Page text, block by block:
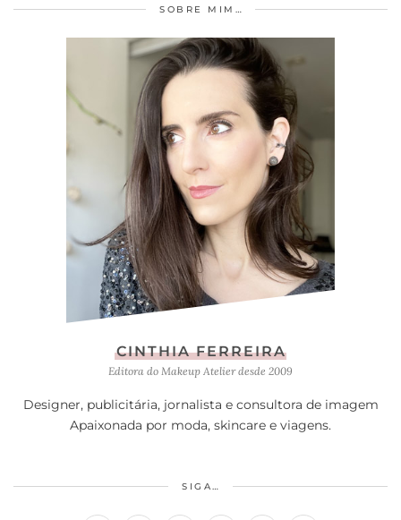
SOBRE MIM…
CINTHIA FERREIRA
Editora do Makeup Atelier desde 2009
Designer, publicitária, jornalista e consultora de imagem
Apaixonada por moda, skincare e viagens.
SIGA…